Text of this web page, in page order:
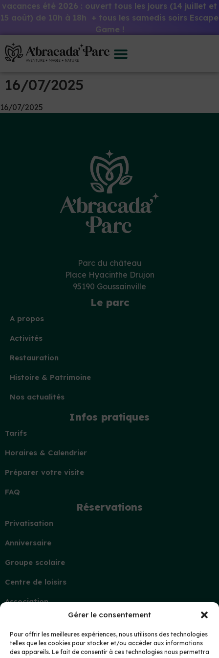
Gérer le consentement
Pour offrir les meilleures expériences, nous utilisons des technologies
telles que les cookies pour stocker et/ou accéder aux informations
des appareils. Le fait de consentir à ces technologies nous permettra
vacances été 2026 : ouvert tous les jours (14 juillet et
15 août) de 10h à 18h + tous les samedis soirs Escape
Game !
16/07/2025
16/07/2025
Parc du château
Place Hyacinthe Drujon
95190 Goussainville
Le parc
A propos
Activités
Restauration
Histoire & Patrimoine
Nos actualités
Infos pratiques
Tarifs
Horaires & Calendrier
Préparer votre visite
FAQ
Réservations
Privatisation
Anniversaire
Groupe scolaire
Centre de loisirs
Association
Demande d’information
Mon compte